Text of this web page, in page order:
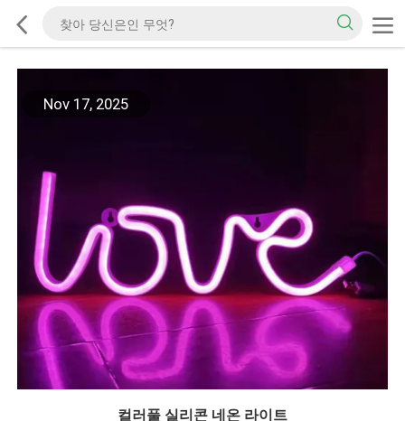
Nov 17, 2025
컬러풀 실리콘 네온 라이트